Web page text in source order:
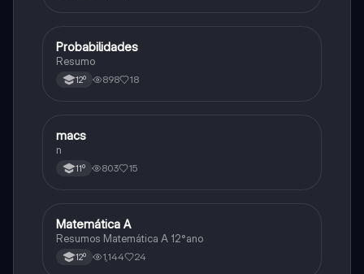
Matemática
Probabilidades
Resumo
12º 898 18
Matemática
macs
n
11º 803 15
Matemática
Matemática A
Resumos Matemática A 12°ano
12º 1,144 24